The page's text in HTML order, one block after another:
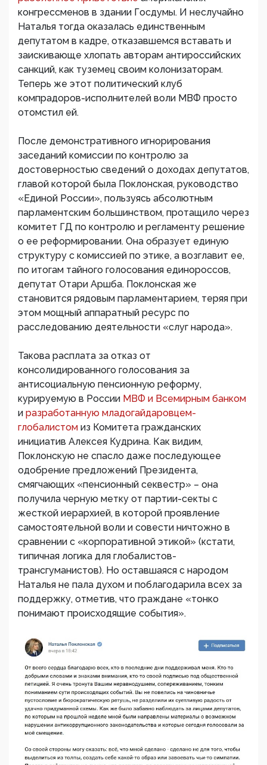
конгрессменов в здании Госдумы. И неслучайно
Наталья тогда оказалась единственным
депутатом в кадре, отказавшемся вставать и
заискивающе хлопать авторам антироссийских
санкций, как туземец своим колонизаторам.
Теперь же этот политический клуб
компрадоров-исполнителей воли МВФ просто
отомстил ей.
После демонстративного игнорирования
заседаний комиссии по контролю за
достоверностью сведений о доходах депутатов,
главой которой была Поклонская, руководство
«Единой России», пользуясь абсолютным
парламентским большинством, протащило через
комитет ГД по контролю и регламенту решение
о ее реформировании. Она образует единую
структуру с комиссией по этике, а возглавит ее,
по итогам тайного голосования единороссов,
депутат Отари Аршба. Поклонская же
становится рядовым парламентарием, теряя при
этом мощный аппаратный ресурс по
расследованию деятельности «слуг народа».
Такова расплата за отказ от
консолидированного голосования за
антисоциальную пенсионную реформу,
курируемую в России МВФ и Всемирным банком
и разработанную младогайдаровцем-
глобалистом из Комитета гражданских
инициатив Алексея Кудрина. Как видим,
Поклонскую не спасло даже последующее
одобрение предложений Президента,
смягчающих «пенсионный секвестр» – она
получила черную метку от партии-секты с
жесткой иерархией, в которой проявление
самостоятельной воли и совести ничтожно в
сравнении с «корпоративной этикой» (кстати,
типичная логика для глобалистов-
трансгуманистов). Но оставшаяся с народом
Наталья не пала духом и поблагодарила всех за
поддержку, отметив, что граждане «тонко
понимают происходящие события».